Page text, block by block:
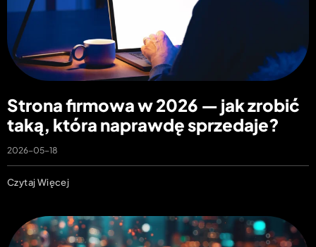
Strona firmowa w 2026 — jak zrobić
taką, która naprawdę sprzedaje?
2026-05-18
Czytaj Więcej